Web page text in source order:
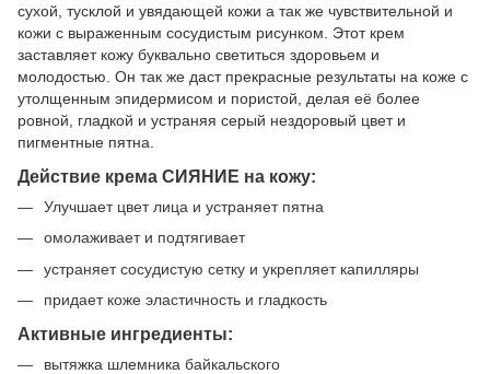
сухой, тусклой и увядающей кожи а так же чувствительной и
кожи с выраженным сосудистым рисунком. Этот крем
заставляет кожу буквально светиться здоровьем и
молодостью. Он так же даст прекрасные результаты на коже с
утолщенным эпидермисом и пористой, делая её более
ровной, гладкой и устраняя серый нездоровый цвет и
пигментные пятна.
Действие крема СИЯНИЕ на кожу:
Улучшает цвет лица и устраняет пятна
омолаживает и подтягивает
устраняет сосудистую сетку и укрепляет капилляры
придает коже эластичность и гладкость
Активные ингредиенты:
вытяжка шлемника байкальского